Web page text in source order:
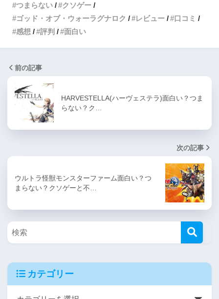
つまらない
クソゲー
ゴッド・オブ・ウォーラグナロク
レビュー
口コミ
感想
評判 面白い
前の記事
HARVESTELLA(ハーヴェステラ)面白い？つま
らない？ク…
次の記事
ウルトラ怪獣モンスターファーム面白い？つ
まらない？クソゲーと不…
カテゴリー